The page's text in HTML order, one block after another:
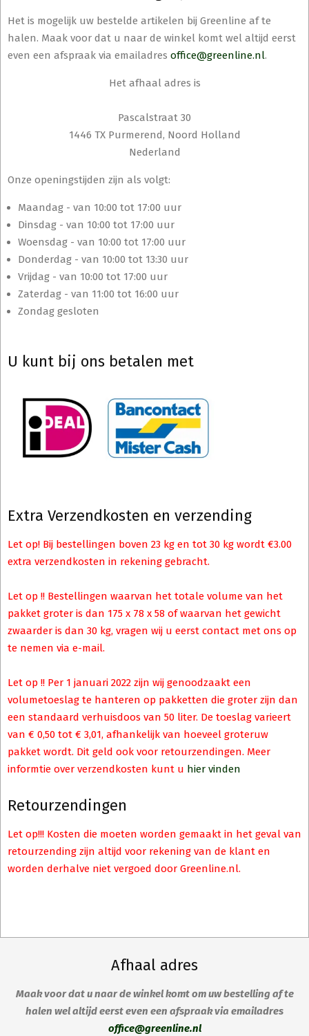
Het is mogelijk uw bestelde artikelen bij Greenline af te
halen. Maak voor dat u naar de winkel komt wel altijd eerst
even een afspraak via emailadres office@greenline.nl.
Het afhaal adres is
Pascalstraat 30
1446 TX Purmerend, Noord Holland
Nederland
Onze openingstijden zijn als volgt:
Maandag - van 10:00 tot 17:00 uur
Dinsdag - van 10:00 tot 17:00 uur
Woensdag - van 10:00 tot 17:00 uur
Donderdag - van 10:00 tot 13:30 uur
Vrijdag - van 10:00 tot 17:00 uur
Zaterdag - van 11:00 tot 16:00 uur
Zondag gesloten
U kunt bij ons betalen met
Extra Verzendkosten en verzending
Let op! Bij bestellingen boven 23 kg en tot 30 kg wordt €3.00
extra verzendkosten in rekening gebracht.
Let op !! Bestellingen waarvan het totale volume van het
pakket groter is dan 175 x 78 x 58 of waarvan het gewicht
zwaarder is dan 30 kg, vragen wij u eerst contact met ons op
te nemen via e-mail.
Let op !! Per 1 januari 2022 zijn wij genoodzaakt een
volumetoeslag te hanteren op pakketten die groter zijn dan
een standaard verhuisdoos van 50 liter. De toeslag varieert
van € 0,50 tot € 3,01, afhankelijk van hoeveel groteruw
pakket wordt. Dit geld ook voor retourzendingen. Meer
informtie over verzendkosten kunt u hier vinden
Retourzendingen
Let op!!! Kosten die moeten worden gemaakt in het geval van
retourzending zijn altijd voor rekening van de klant en
worden derhalve niet vergoed door Greenline.nl.
Afhaal adres
Maak voor dat u naar de winkel komt om uw bestelling af te
halen wel altijd eerst even een afspraak via emailadres
office@greenline.nl